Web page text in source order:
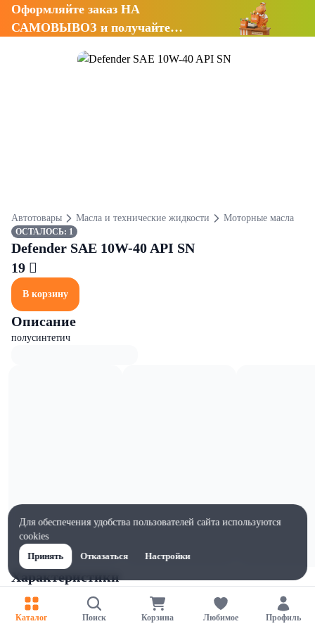
Оформляйте заказ НА
САМОВЫВОЗ и получайте
Автотовары Масла и технические жидкости Моторные масла
ОСТАЛОСЬ: 1
Defender SAE 10W-40 API SN
19 
В корзину
Описание
полусинтетич
Характеристики
105
Каталог Поиск Корзина Любимое Профиль
Для обеспечения удобства пользователей сайта используются
cookies
Принять
Отказаться Настройки